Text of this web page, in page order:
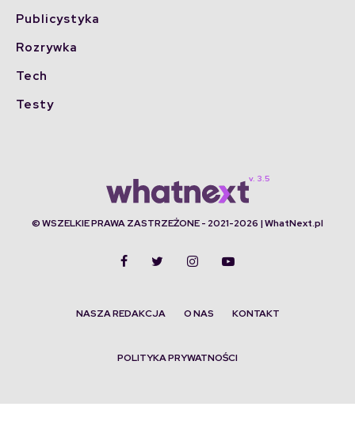
Publicystyka
Rozrywka
Tech
Testy
© WSZELKIE PRAWA ZASTRZEŻONE - 2021-2026 | WhatNext.pl
NASZA REDAKCJA O NAS KONTAKT
POLITYKA PRYWATNOŚCI